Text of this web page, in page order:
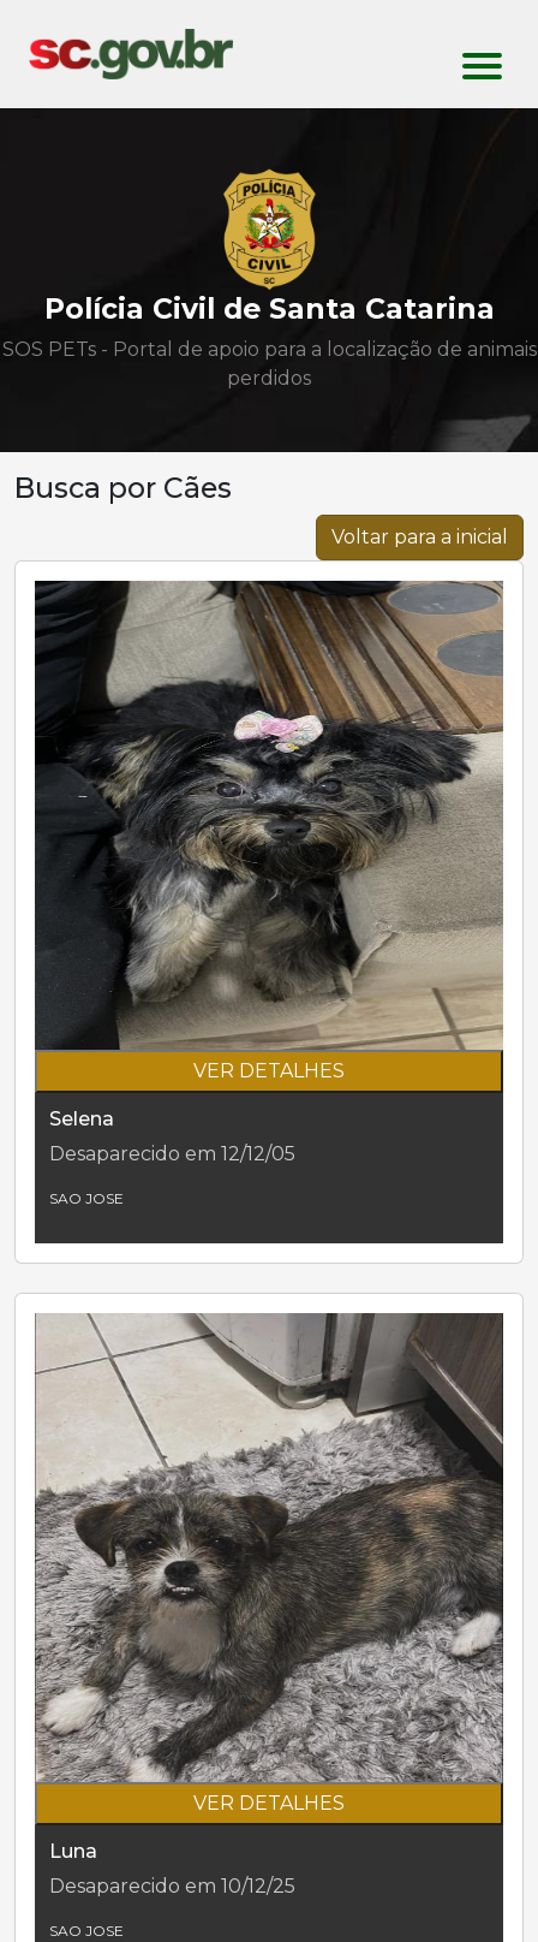
Polícia Civil de Santa Catarina
SOS PETs - Portal de apoio para a localização de animais
perdidos
Busca por Cães
Voltar para a inicial
VER DETALHES
Selena
Desaparecido em 12/12/05
SAO JOSE
VER DETALHES
Luna
Desaparecido em 10/12/25
SAO JOSE